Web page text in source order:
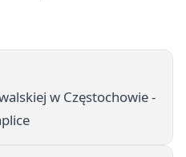
w Częstochowie -